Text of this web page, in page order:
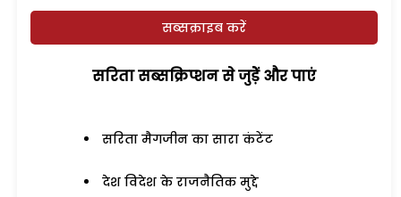
सब्सक्राइब करें
सरिता सब्सक्रिप्शन से जुड़ेें और पाएं
सरिता मैगजीन का सारा कंटेंट
देश विदेश के राजनैतिक मुद्दे